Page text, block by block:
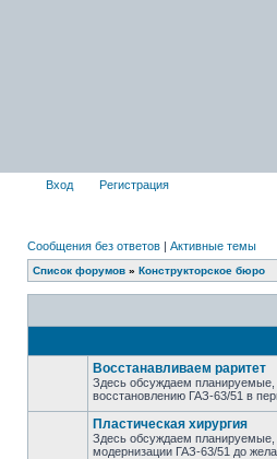
Вход Регистрация
Сообщения без ответов | Активные темы
Список форумов » Конструкторское бюро
Восстанавливаем раритет
Здесь обсуждаем
восстановлению ГАЗ-63/51 в
Пластическая хирургия
Здесь обсуждаем
модернизации ГАЗ-63/51 до